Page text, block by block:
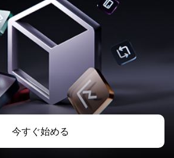
今すぐ始める